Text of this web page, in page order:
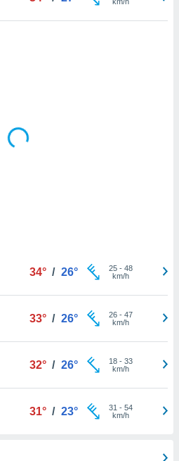
34° / 26° 25- 48
km/h
33° / 26° 26- 47
km/h
32° / 26° 18- 33
km/h
31° / 23° 31 - 54
km/h